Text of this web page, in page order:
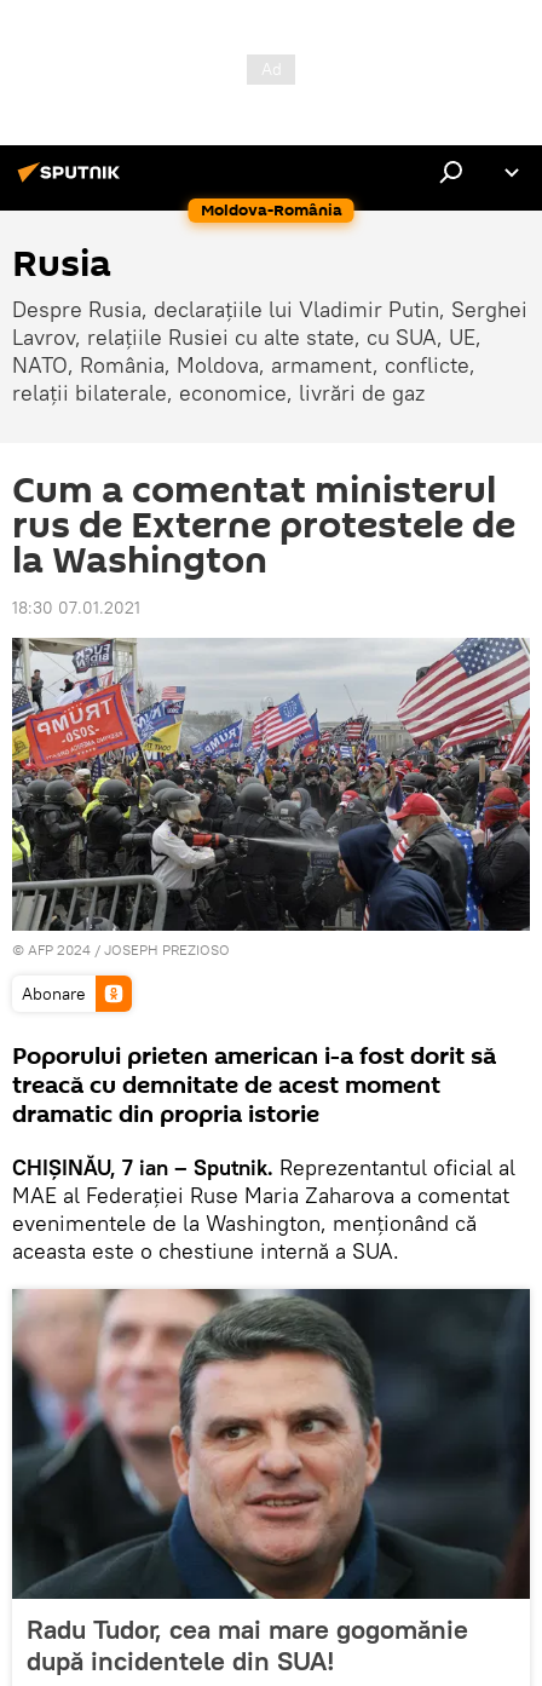
Moldova-România
Rusia
Despre Rusia, declarațiile lui Vladimir Putin, Serghei
Lavrov, relațiile Rusiei cu alte state, cu SUA, UE,
NATO, România, Moldova, armament, conflicte,
relații bilaterale, economice, livrări de gaz
Cum a comentat ministerul
rus de Externe protestele de
la Washington
18:30 07.01.2021
© AFP 2024 / JOSEPH PREZIOSO
Abonare
Poporului prieten american i-a fost dorit să
treacă cu demnitate de acest moment
dramatic din propria istorie
CHIȘINĂU, 7 ian – Sputnik. Reprezentantul oficial al
MAE al Federației Ruse Maria Zaharova a comentat
evenimentele de la Washington, menționând că
aceasta este o chestiune internă a SUA.
Radu Tudor, cea mai mare gogomănie
după incidentele din SUA!